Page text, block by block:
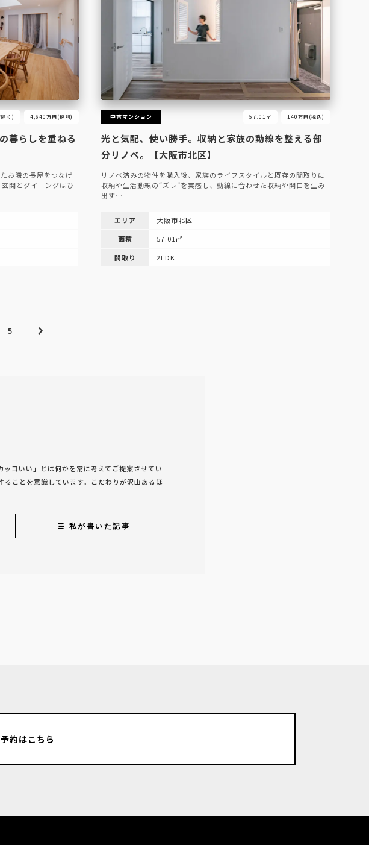
く) 4,640万円(税別)
暮らしを重ねる
お隣の長屋をつなげ
関とダイニングはひ
中古マンション 57.01㎡ 140万円(税込)
光と気配、使い勝手。収納と家族の動線を整える部
分リノベ。【大阪市北区】
リノベ済みの物件を購入後、家族のライフスタイルと既存の間取りに
収納や生活動線の“ズレ”を実感し、動線に合わせた収納や開口を生み
出す…
エリア
大阪市北区
面積
57.01㎡
間取り
2LDK
5
コいい」とは何かを常に考えてご提案させてい
ことを意識しています。こだわりが沢山あるほ
私が書いた記事
約はこちら